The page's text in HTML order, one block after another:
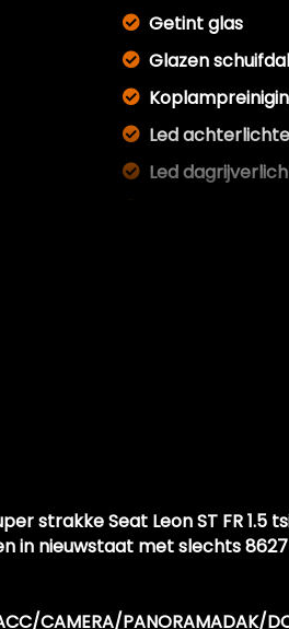
Getint glas
Glazen
Led
Led
Spiegels
Sportonderstel
strakke Seat Leon ST FR
in nieuwstaat met slechts
CAMERA/PANORAMADAK/